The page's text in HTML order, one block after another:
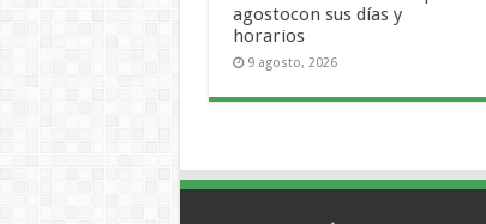
agostocon sus días y
horarios
9 agosto, 2026